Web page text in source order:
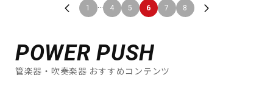
1 ... 4 5 6 7 8
POWER PUSH
管楽器・吹奏楽器 おすすめコンテンツ